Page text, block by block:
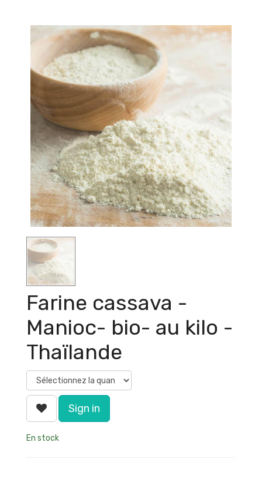
Farine cassava -
Manioc- bio- au kilo -
Thaïlande
Sign in
En stock